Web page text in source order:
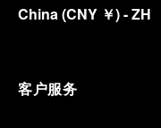
China(CNY ￥)- ZH
客户服务